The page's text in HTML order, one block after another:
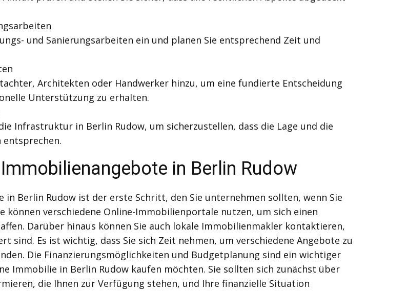
und Sanierungsarbeiten ein und planen Sie entsprechend Zeit und
Architekten oder Handwerker hinzu, um eine fundierte Entscheidung
Unterstützung zu erhalten.
Infrastruktur in Berlin Rudow, um sicherzustellen, dass die Lage und die
in Berlin Rudow
in Berlin Rudow ist der erste Schritt, den Sie unternehmen sollten, wenn Sie
können verschiedene Online-Immobilienportale nutzen, um sich einen
Darüber hinaus können Sie auch lokale Immobilienmakler kontaktieren,
sind. Es ist wichtig, dass Sie sich Zeit nehmen, um verschiedene Angebote zu
Die Finanzierungsmöglichkeiten und Budgetplanung sind ein wichtiger
Immobilie in Berlin Rudow kaufen möchten. Sie sollten sich zunächst über
die Ihnen zur Verfügung stehen, und Ihre finanzielle Situation